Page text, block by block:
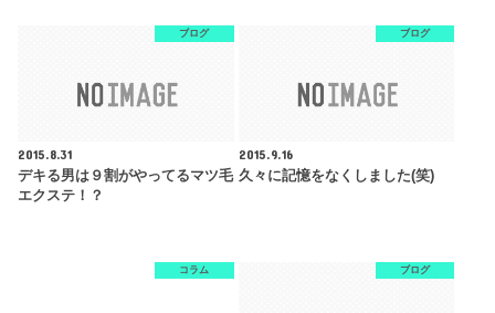
ブログ
2015.8.31
デキる男は９割がやってるマツ毛
エクステ！？
ブログ
2015.9.16
久々に記憶をなくしました(笑)
コラム ブログ